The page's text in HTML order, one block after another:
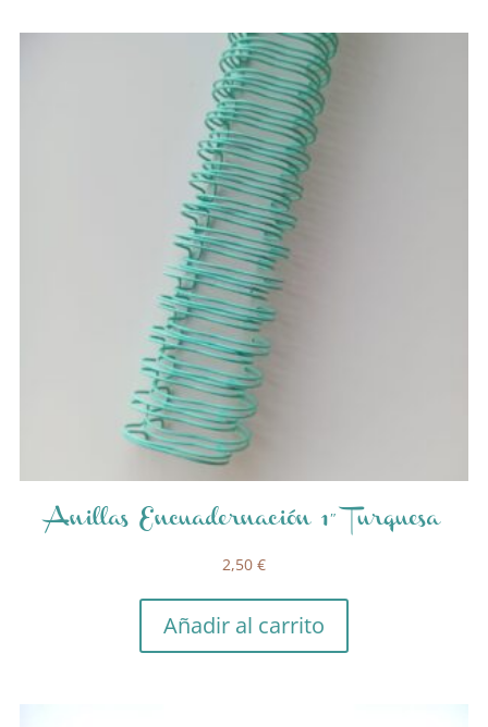
Anillas Encuadernación 1″ Turquesa
2,50 €
Añadir al carrito